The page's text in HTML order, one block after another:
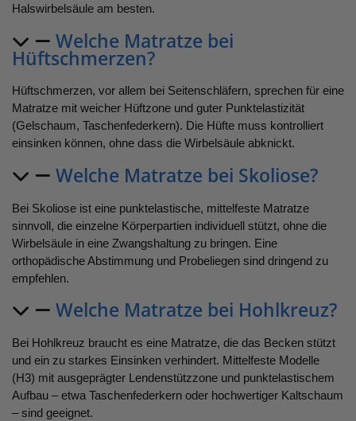
Halswirbelsäule am besten.
Welche Matratze bei
Hüftschmerzen?
Hüftschmerzen, vor allem bei Seitenschläfern, sprechen für eine
Matratze mit weicher Hüftzone und guter Punktelastizität
(Gelschaum, Taschenfederkern). Die Hüfte muss kontrolliert
einsinken können, ohne dass die Wirbelsäule abknickt.
Welche Matratze bei Skoliose?
Bei Skoliose ist eine punktelastische, mittelfeste Matratze
sinnvoll, die einzelne Körperpartien individuell stützt, ohne die
Wirbelsäule in eine Zwangshaltung zu bringen. Eine
orthopädische Abstimmung und Probeliegen sind dringend zu
empfehlen.
Welche Matratze bei Hohlkreuz?
Bei Hohlkreuz braucht es eine Matratze, die das Becken stützt
und ein zu starkes Einsinken verhindert. Mittelfeste Modelle
(H3) mit ausgeprägter Lendenstützzone und punktelastischem
Aufbau – etwa Taschenfederkern oder hochwertiger Kaltschaum
– sind geeignet.